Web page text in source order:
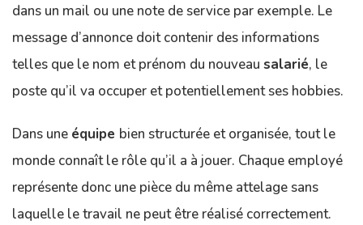
dans un mail ou une note de service par exemple. Le
message d’annonce doit contenir des informations
telles que le nom et prénom du nouveau salarié, le
poste qu’il va occuper et potentiellement ses hobbies.
Dans une équipe bien structurée et organisée, tout le
monde connaît le rôle qu’il a à jouer. Chaque employé
représente donc une pièce du même attelage sans
laquelle le travail ne peut être réalisé correctement.